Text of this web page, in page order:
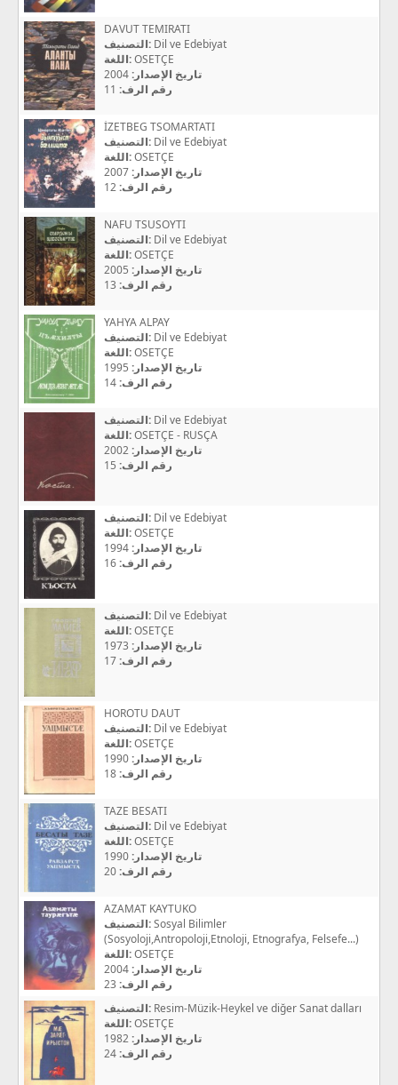
DAVUT TEMIRATI
التصنيف: Dil ve Edebiyat
اللغة:OSETÇE
تاريخ الإصدار:
رقم الرف:
İZETBEG TSOMARTATI
التصنيف: Dil ve Edebiyat
اللغة:OSETÇE
تاريخ الإصدار:
رقم الرف:
NAFU TSUSOYTI
التصنيف: Dil ve Edebiyat
اللغة:OSETÇE
تاريخ الإصدار:
رقم الرف:
YAHYA ALPAY
التصنيف: Dil ve Edebiyat
اللغة:OSETÇE
تاريخ الإصدار:
رقم الرف:
التصنيف: Dil ve Edebiyat
اللغة:OSETÇE - RUSÇA
تاريخ الإصدار:
رقم الرف:
التصنيف: Dil ve Edebiyat
اللغة:OSETÇE
تاريخ الإصدار:
رقم الرف:
التصنيف: Dil ve Edebiyat
اللغة:OSETÇE
تاريخ الإصدار:
رقم الرف:
HOROTU DAUT
التصنيف: Dil ve Edebiyat
اللغة:OSETÇE
تاريخ الإصدار:
رقم الرف:
TAZE BESATI
التصنيف: Dil ve Edebiyat
اللغة:OSETÇE
تاريخ الإصدار:
رقم الرف:
AZAMAT KAYTUKO
التصنيف:Sosyal Bilimler
(Sosyoloji,Antropoloji,Etnoloji, Etnografya, Felsefe...)
اللغة:OSETÇE
تاريخ الإصدار:
رقم الرف:
التصنيف: Resim-Müzik-Heykel ve diğer Sanat dalları
اللغة:OSETÇE
تاريخ الإصدار:
رقم الرف: